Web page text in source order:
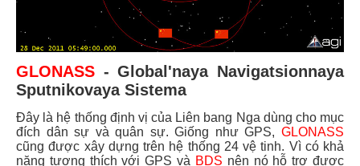
GLONASS - Global'naya Navigatsionnaya
Sputnikovaya Sistema
Đây là hệ thống định vị của Liên bang Nga dùng cho mục
đích dân sự và quân sự. Giống như GPS, GLONASS
cũng được xây dựng trên hệ thống 24 vệ tinh. Vì có khả
năng tương thích với GPS và BDS nên nó hỗ trợ được